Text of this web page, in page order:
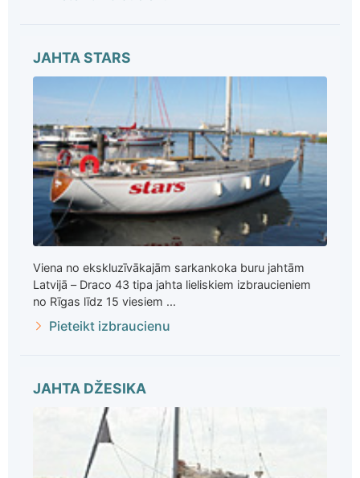
JAHTA STARS
Viena no ekskluzīvākajām sarkankoka buru jahtām
Latvijā – Draco 43 tipa jahta lieliskiem izbraucieniem
no Rīgas līdz 15 viesiem ...
Pieteikt izbraucienu
JAHTA DŽESIKA